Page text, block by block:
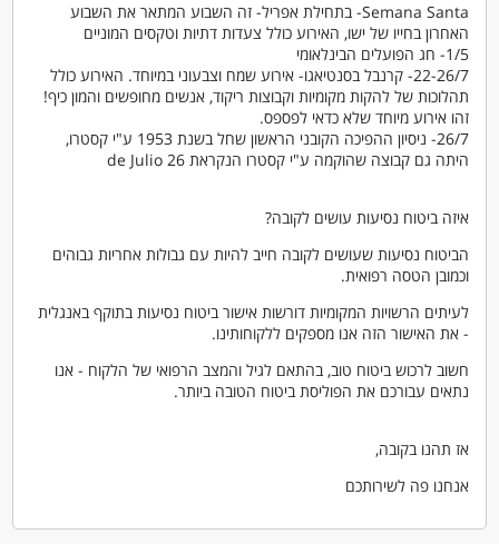
Semana Santa- בתחילת אפריל- זה השבוע המתאר את השבוע
האחרון בחייו של ישו, האירוע כולל צעדות דתיות וטקסים המוניים
1/5- חג הפועלים הבינלאומי
22-26/7- קרנבל בסנטיאגו- אירוע שמח וצבעוני במיוחד. האירוע כולל
תהלוכות של להקות מקומיות וקבוצות ריקוד, אנשים מחופשים והמון כיף!
זהו אירוע מיוחד שלא כדאי לפספס.
26/7- ניסיון ההפיכה הקובני הראשון שחל בשנת 1953 ע"י קסטרו,
היתה גם קבוצה שהוקמה ע"י קסטרו הנקראת 26 de Julio
איזה ביטוח נסיעות עושים לקובה?
הביטוח נסיעות שעושים לקובה חייב להיות עם גבולות אחריות גבוהים
וכמובן הטסה רפואית.
לעיתים הרשויות המקומיות דורשות אישור ביטוח נסיעות בתוקף באנגלית
- את האישור הזה אנו מספקים ללקוחותינו.
חשוב לרכוש ביטוח טוב, בהתאם לגיל והמצב הרפואי של הלקוח - אנו
נתאים עבורכם את הפוליסת ביטוח הטובה ביותר.
אז תהנו בקובה,
אנחנו פה לשירותכם